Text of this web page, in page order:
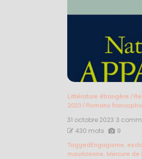
Littérature étrangère /
2023 / Romans
31 octobre 2023 3
430 mots 9
TaggedEngagisme
mauricienne Mercure de